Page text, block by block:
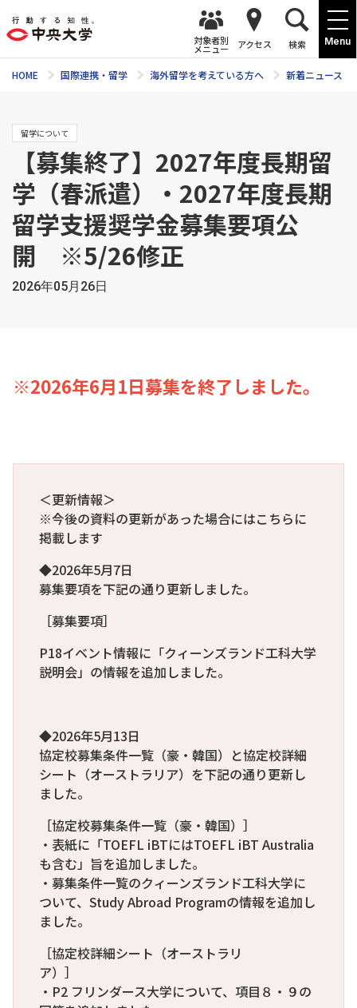
Menu
対象者別
メニュー アクセス 検索
HOME 国際連携・留学 海外留学を考えている方へ 新着ニュース
留学について
【募集終了】2027年度長期留
学（春派遣）・2027年度長期
留学支援奨学金募集要項公
開 ※5/26修正
2026年05月26日
※2026年6月1日募集を終了しました。
＜更新情報＞
※今後の資料の更新があった場合にはこちらに
掲載します
◆2026年5月7日
募集要項を下記の通り更新しました。
［募集要項］
P18イベント情報に「クィーンズランド工科大学
説明会」の情報を追加しました。
◆2026年5月13日
協定校募集条件一覧（豪・韓国）と協定校詳細
シート（オーストラリア）を下記の通り更新し
ました。
［協定校募集条件一覧（豪・韓国）］
・表紙に「TOEFL iBTにはTOEFL iBT Australia
も含む」旨を追加しました。
・募集条件一覧のクィーンズランド工科大学に
ついて、Study Abroad Programの情報を追加し
ました。
［協定校詳細シート（オーストラリ
ア）］
・P2 フリンダース大学について、項目８・９の